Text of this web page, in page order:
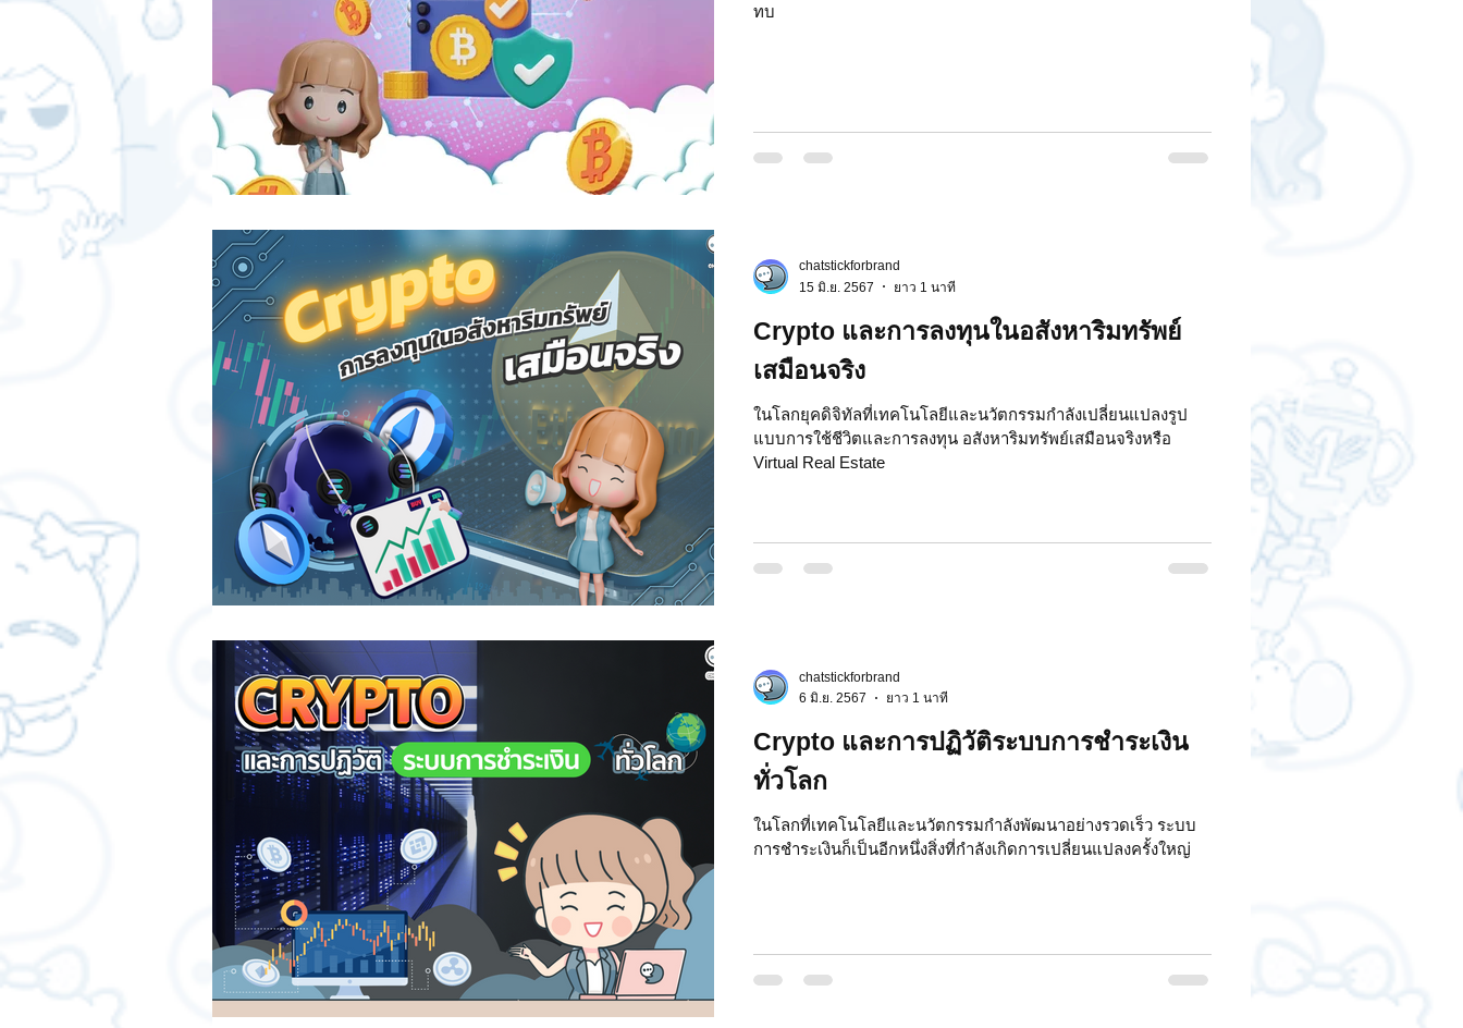
ทบ
Crypto และการลงทุนในอสังหาริมทรัพย์
เสมือนจริง
ในโลกยุคดิจิทัลที่เทคโนโลยีและนวัตกรรมกำลังเปลี่ยนแปลงรูป
แบบการใช้ชีวิตและการลงทุน อสังหาริมทรัพย์เสมือนจริงหรือ
Virtual Real Estate
chatstickforbrand
15 มิ.ย. 2567
ยาว 1 นาที
Crypto และการปฏิวัติระบบการชำระเงิน
ทั่วโลก
ในโลกที่เทคโนโลยีและนวัตกรรมกำลังพัฒนาอย่างรวดเร็ว ระบบ
การชำระเงินก็เป็นอีกหนึ่งสิ่งที่กำลังเกิดการเปลี่ยนแปลงครั้งใหญ่
chatstickforbrand
6 มิ.ย. 2567
ยาว 1 นาที